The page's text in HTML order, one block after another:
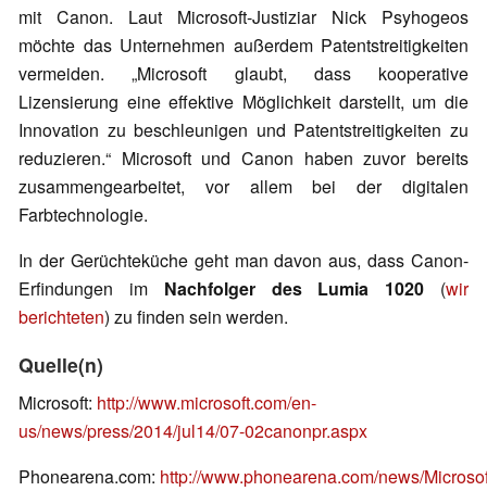
mit Canon. Laut Microsoft-Justiziar Nick Psyhogeos
möchte das Unternehmen außerdem Patentstreitigkeiten
vermeiden. „Microsoft glaubt, dass kooperative
Lizensierung eine effektive Möglichkeit darstellt, um die
Innovation zu beschleunigen und Patentstreitigkeiten zu
reduzieren.“ Microsoft und Canon haben zuvor bereits
zusammengearbeitet, vor allem bei der digitalen
Farbtechnologie.
In der Gerüchteküche geht man davon aus, dass Canon-
Erfindungen im Nachfolger des Lumia 1020 (wir
berichteten) zu finden sein werden.
Quelle(n)
Microsoft: http://www.microsoft.com/en-
us/news/press/2014/jul14/07-02canonpr.aspx
Phonearena.com: http://www.phonearena.com/news/